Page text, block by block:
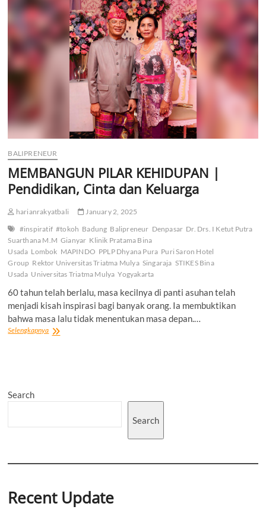
Nusantara
Bersatu
Badung
Bersama
BALIPRENEUR
MEMBANGUN PILAR KEHIDUPAN |
Pendidikan, Cinta dan Keluarga
harianrakyatbali
January 2, 2025
#inspiratif #tokoh Badung Balipreneur Denpasar Dr. Drs. I Ketut Putra
Suarthana M.M Gianyar Klinik Pratama Bina
Usada Lombok MAPINDO PPLP Dhyana Pura Puri Saron Hotel
Group Rektor Universitas Triatma Mulya Singaraja STIKES Bina
Usada Universitas Triatma Mulya Yogyakarta
60 tahun telah berlalu, masa kecilnya di panti asuhan telah
menjadi kisah inspirasi bagi banyak orang. Ia membuktikan
bahwa masa lalu tidak menentukan masa depan.…
SelengkapnyaMEMBANGUN
Keluarga
Search
Search
Recent Update